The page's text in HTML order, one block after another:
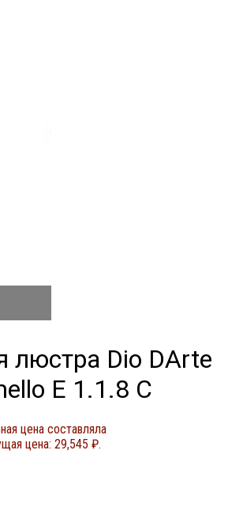
люстра Dio DArte
E 1.1.8 C
цена составляла
цена: 29,545 ₽.